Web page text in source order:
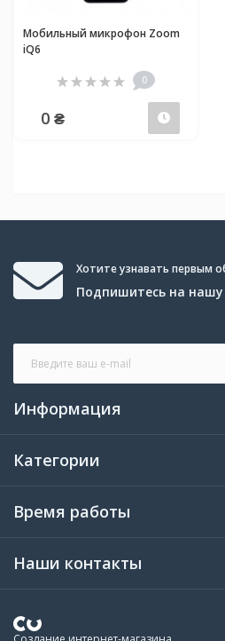
Мобильный микрофон Zoom
iQ6
0
0 ₴
Хотите узнавать первым
Подпишитесь на нашу
Информация
Категории
Время работы
Наши контакты